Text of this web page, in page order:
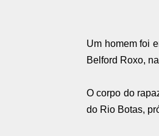
Um homem foi
Belford Roxo,
O corpo do
do Rio Botas,